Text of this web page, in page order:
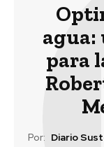
agua:
para
Por: Diario